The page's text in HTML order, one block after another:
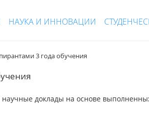
НАУКА И ИННОВАЦИИ
3 года обучения
научные доклады на основе